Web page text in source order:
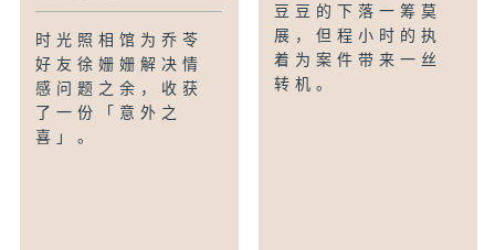
时光照相馆为乔苓
好友徐姗姗解决情
感问题之余，收获
了一份「意外之
喜」。
豆豆的下落一筹莫
展，但程小时的执
着为案件带来一丝
转机。